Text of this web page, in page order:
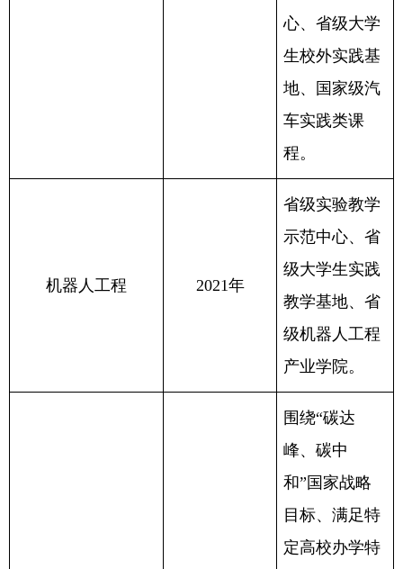
心、省级大学
生校外实践基
地、国家级汽
车实践类课
程。
机器人工程 2021年
省级实验教学
示范中心、省
级大学生实践
教学基地、省
级机器人工程
产业学院。
围绕“碳达
峰、碳中
和”国家战略
目标、满足特
定高校办学特